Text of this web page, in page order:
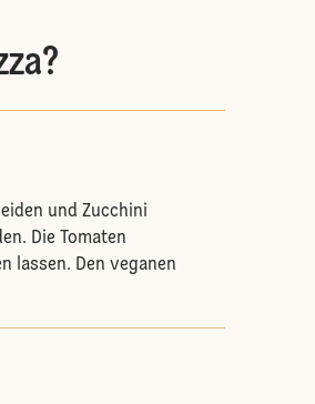
und Zucchini
Die Tomaten
lassen. Den veganen